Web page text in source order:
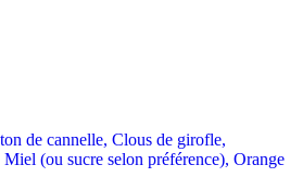
de cannelle, Clous de girofle,
Miel (ou sucre selon préférence), Orange